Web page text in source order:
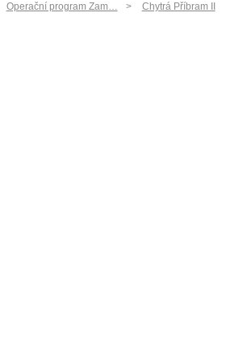
Operační program Zam… Chytrá Příbram II